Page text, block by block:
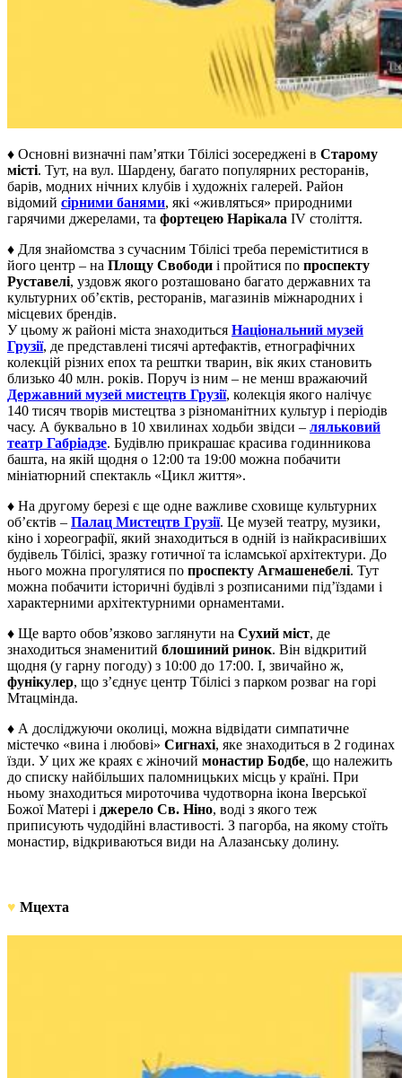
♦ Основні визначні пам’ятки Тбілісі зосереджені в Старому
місті. Тут, на вул. Шардену, багато популярних ресторанів,
барів, модних нічних клубів і художніх галерей. Район
відомий сірними банями, які «живляться» природними
гарячими джерелами, та фортецею Нарікала IV століття.
♦ Для знайомства з сучасним Тбілісі треба переміститися в
його центр – на Площу Свободи і пройтися по проспекту
Руставелі, уздовж якого розташовано багато державних та
культурних об’єктів, ресторанів, магазинів міжнародних і
місцевих брендів.
У цьому ж районі міста знаходиться Національний музей
Грузії, де представлені тисячі артефактів, етнографічних
колекцій різних епох та рештки тварин, вік яких становить
близько 40 млн. років. Поруч із ним – не менш вражаючий
Державний музей мистецтв Грузії, колекція якого налічує
140 тисяч творів мистецтва з різноманітних культур і періодів
часу. А буквально в 10 хвилинах ходьби звідси – ляльковий
театр Габріадзе. Будівлю прикрашає красива годинникова
башта, на якій щодня о 12:00 та 19:00 можна побачити
мініатюрний спектакль «Цикл життя».
♦ На другому березі є ще одне важливе сховище культурних
об’єктів – Палац Мистецтв Грузії. Це музей театру, музики,
кіно і хореографії, який знаходиться в одній із найкрасивіших
будівель Тбілісі, зразку готичної та ісламської архітектури. До
нього можна прогулятися по проспекту Агмашенебелі. Тут
можна побачити історичні будівлі з розписаними під’їздами і
характерними архітектурними орнаментами.
♦ Ще варто обов’язково заглянути на Сухий міст, де
знаходиться знаменитий блошиний ринок. Він відкритий
щодня (у гарну погоду) з 10:00 до 17:00. І, звичайно ж,
фунікулер, що з’єднує центр Тбілісі з парком розваг на горі
Мтацмінда.
♦ А досліджуючи околиці, можна відвідати симпатичне
містечко «вина і любові» Сигнахі, яке знаходиться в 2 годинах
їзди. У цих же краях є жіночий монастир Бодбе, що належить
до списку найбільших паломницьких місць у країні. При
ньому знаходиться мироточива чудотворна ікона Іверської
Божої Матері і джерело Св. Ніно, воді з якого теж
приписують чудодійні властивості. З пагорба, на якому стоїть
монастир, відкриваються види на Алазанську долину.
♥ Мцехта